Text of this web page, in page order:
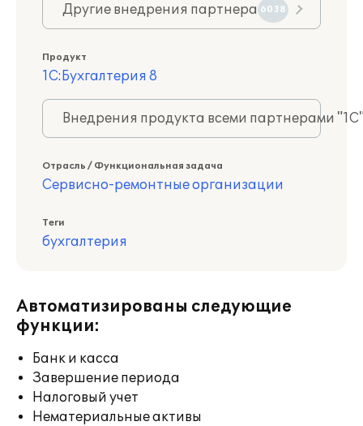
Другие внедрения партнера 6038
Продукт
1С:Бухгалтерия 8
Внедрения продукта всеми партнерами
Отрасль / Функциональная задача
Сервисно-ремонтные организации
Теги
бухгалтерия
Автоматизированы следующие
функции:
Банк и касса
Завершение периода
Налоговый учет
Нематериальные активы